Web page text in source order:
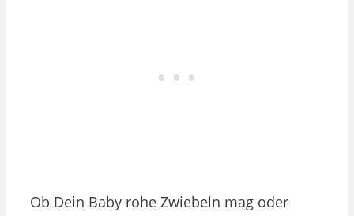
Ob Dein Baby rohe Zwiebeln mag oder